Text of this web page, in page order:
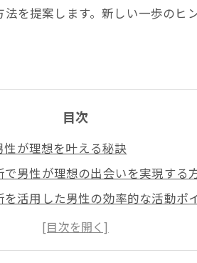
を提案します。新しい一歩のヒ
目次
が理想を叶える秘訣
で男性が理想の出会いを実現する
を活用した男性の効率的な活動ポ
で男性が抱える不安とその解決策を
にいる男性の特徴と理想の相手像